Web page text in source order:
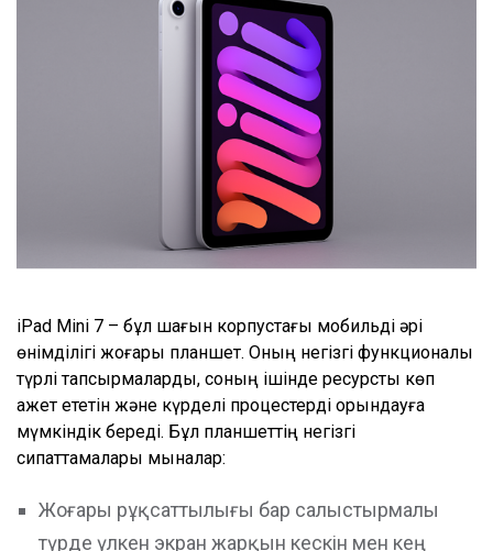
iPad Mini 7 – бұл шағын корпустағы мобильді әрі
өнімділігі жоғары планшет. Оның негізгі функционалы
түрлі тапсырмаларды, соның ішінде ресурсты көп
қажет ететін және күрделі процестерді орындауға
мүмкіндік береді. Бұл планшеттің негізгі
сипаттамалары мыналар:
Жоғары рұқсаттылығы бар салыстырмалы
түрде үлкен экран жарқын кескін мен кең